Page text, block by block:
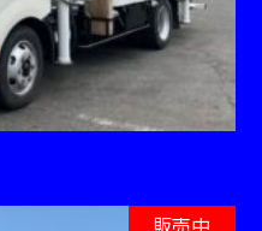
販売中